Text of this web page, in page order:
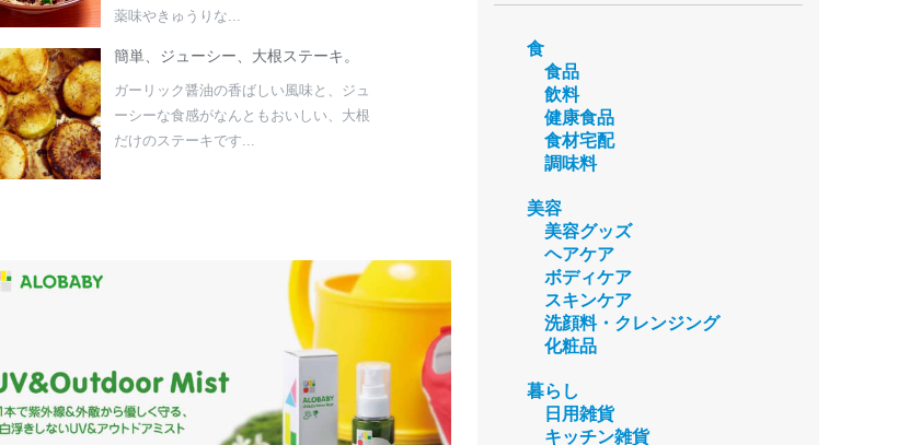
薬味やきゅうりな...
簡単、ジューシー、大根ステーキ。
ガーリック醤油の香ばしい風味と、ジュ
ーシーな食感がなんともおいしい、大根
だけのステーキです...
食
食品
飲料
健康食品
食材宅配
調味料
美容
美容グッズ
ヘアケア
ボディケア
スキンケア
洗顔料・クレンジング
化粧品
暮らし
日用雑貨
キッチン雑貨